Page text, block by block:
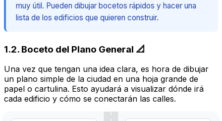
muy útil. Pueden dibujar bocetos rápidos y hacer una
lista de los edificios que quieren construir.
1.2. Boceto del Plano General 📐
Una vez que tengan una idea clara, es hora de dibujar
un plano simple de la ciudad en una hoja grande de
papel o cartulina. Esto ayudará a visualizar dónde irá
cada edificio y cómo se conectarán las calles.